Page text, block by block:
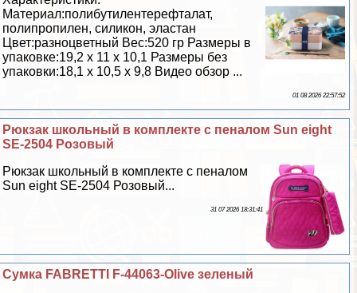
Материал:полибутилентерефталат,
полипропилен, силикон, эластан
Цвет:разноцветный Вес:520 гр Размеры в
упаковке:19,2 х 11 х 10,1 Размеры без
упаковки:18,1 х 10,5 х 9,8 Видео обзор ...
01 08 2026 22:57:52
Рюкзак школьный в комплекте с пеналом Sun eight
SE-2504 Розовый
Рюкзак школьный в комплекте с пеналом
Sun eight SE-2504 Розовый...
31 07 2026 18:31:41
Сумка FABRETTI F-44063-Olive зеленый